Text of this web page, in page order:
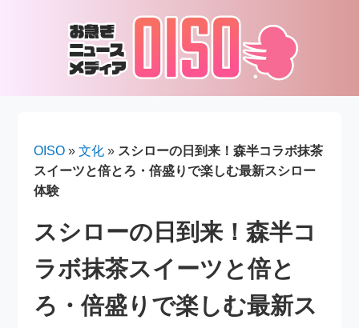
OISO »文化 » スシローの日到来！森半コラボ抹茶
スイーツと倍とろ・倍盛りで楽しむ最新スシロー
体験
スシローの日到来！森半コ
ラボ抹茶スイーツと倍と
ろ・倍盛りで楽しむ最新ス